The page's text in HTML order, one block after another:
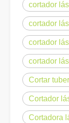
En el campo del
cortador
cortador
cortador
cortador
Cortar
Cortador
Cortadora